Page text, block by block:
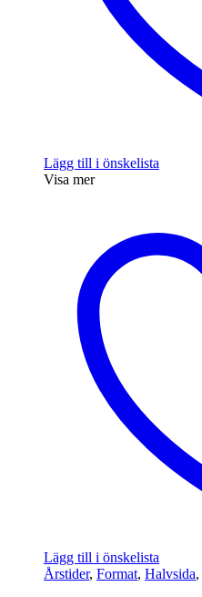
Lägg till i önskelista
Visa mer
Lägg till i önskelista
Årstider, Format, Halvsida,